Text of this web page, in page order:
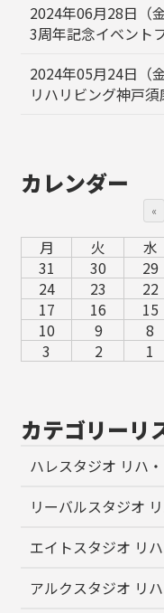
2024年06月28日（金
3周年記念イベント
2024年05月24日（金
リハリビング神戸
カレンダー
«
月 火 水
31
30 29
24
23 22
17
16 15
10
9 8
3
2 1
カテゴリーリ
ハレスタジオ リハ
リーバルスタジオ
エイトスタジオ リ
アルクスタジオ リ